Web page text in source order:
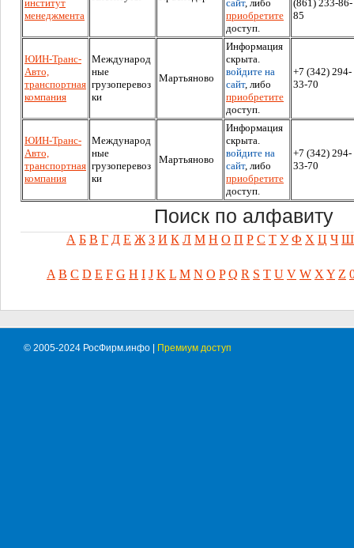
институт
менеджмента
сайт, либо
приобретите
доступ.
(861) 233-86-
85
ЮИН-Транс-
Авто,
транспортная
компания
Международ
ные
грузоперевоз
ки
Мартьяново
Информация
скрыта.
войдите на
сайт, либо
приобретите
доступ.
+7 (342) 294-
33-70
ЮИН-Транс-
Авто,
транспортная
компания
Международ
ные
грузоперевоз
ки
Мартьяново
Информация
скрыта.
войдите на
сайт, либо
приобретите
доступ.
+7 (342) 294-
33-70
Поиск по алфавиту
А Б В Г Д Е Ж З И К Л М Н О П Р С Т У Ф Х Ц Ч Ш
A B C D E F G H I J K L M N O P Q R S T U V W X Y Z
© 2005-2024 РосФирм.инфо | Премиум доступ